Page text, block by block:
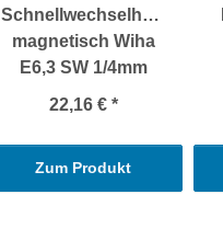
Schnellwechselhalter
magnetisch Wiha
E6,3 SW 1/4mm
22,16 € *
Zum Produkt